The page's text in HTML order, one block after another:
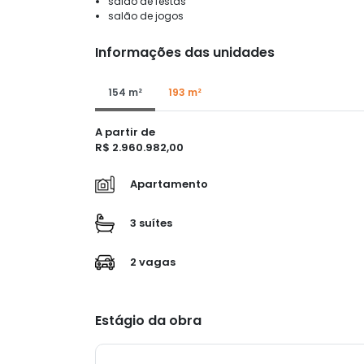
salão de jogos
Informações das unidades
154 m² 193 m²
A partir de
R$ 2.960.982,00
Apartamento
3 suítes
2 vagas
Estágio da obra